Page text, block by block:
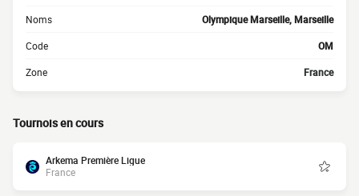
Noms Olympique Marseille, Marseille
Code OM
Zone France
Tournois en cours
Arkema Première Ligue
France